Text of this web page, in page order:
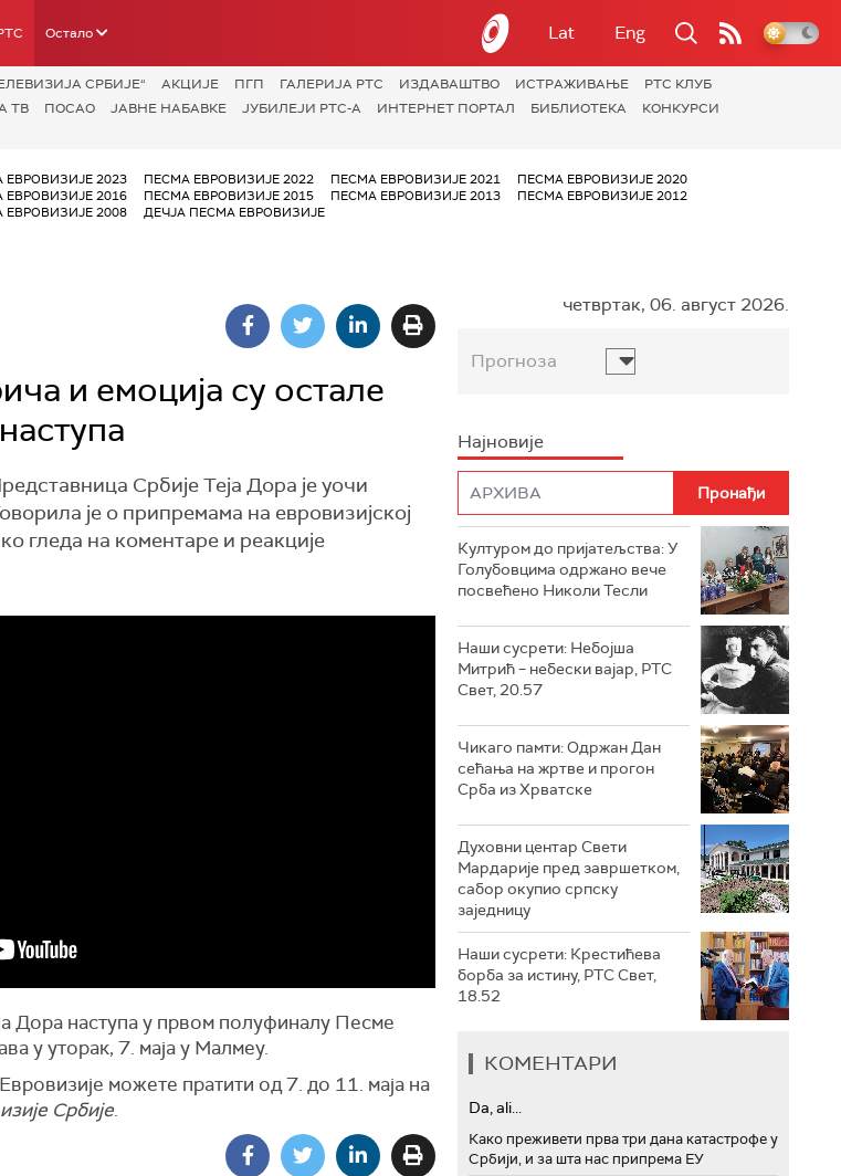
Остало Lat Eng
СРБИЈЕ“ АКЦИЈЕ ПГП ГАЛЕРИЈА РТС ИЗДАВАШТВО ИСТРАЖИВАЊЕ
РТС КЛУБ
ТВ ПОСАО ЈАВНЕ НАБАВКЕ ЈУБИЛЕЈИ РТС-А ИНТЕРНЕТ ПОРТАЛ БИБЛИОТЕКА
КОНКУРСИ
ЕВРОВИЗИЈЕ 2023 ПЕСМА ЕВРОВИЗИЈЕ 2022 ПЕСМА ЕВРОВИЗИЈЕ 2021
ПЕСМА ЕВРОВИЗИЈЕ 2020
ЕВРОВИЗИЈЕ 2016 ПЕСМА ЕВРОВИЗИЈЕ 2015 ПЕСМА ЕВРОВИЗИЈЕ 2013
ПЕСМА ЕВРОВИЗИЈЕ 2012
ЕВРОВИЗИЈЕ 2008 ДЕЧЈА ПЕСМА ЕВРОВИЗИЈЕ
и емоција су остале
Србије Теја Дора је уочи
је о припремама на евровизијској
гледа на коментаре и реакције
Дора наступа у првом полуфиналу Песме
у уторак, 7. маја у Малмеу.
можете пратити од 7. до 11. маја на
Србије.
четвртак, 06. август 2026.
Прогноза
Најновије
Културом до пријатељства: У
Голубовцима одржано вече
посвећено Николи Тесли
Наши сусрети: Небојша
Митрић – небески вајар, РТС
Свет, 20.57
Чикаго памти: Одржан Дан
сећања на жртве и прогон
Срба из Хрватске
Духовни центар Свети
Мардарије пред завршетком,
сабор окупио српску
заједницу
Наши сусрети: Крестићева
борба за истину, РТС Свет,
18.52
КОМЕНТАРИ
Da, ali...
Како преживети прва три дана катастрофе у
Србији, и за шта нас припрема ЕУ